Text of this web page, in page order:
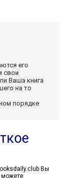
его
свои
Ваша книга
на то
порядке
Вы
можете